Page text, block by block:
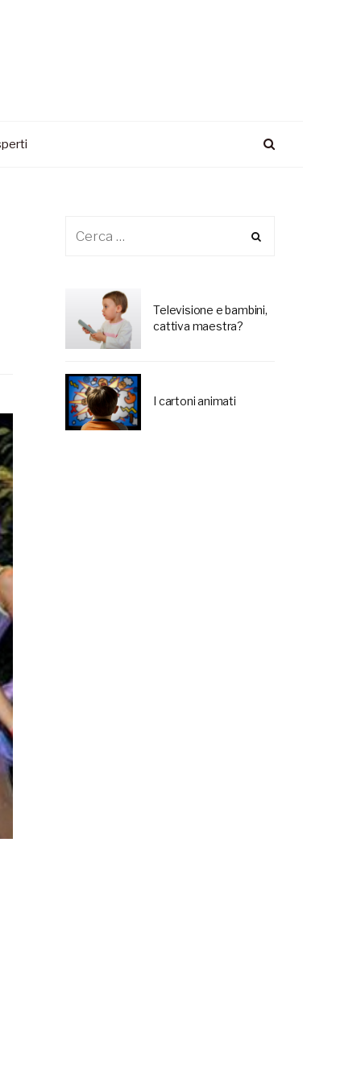
Televisione e bambini,
cattiva maestra?
I cartoni animati